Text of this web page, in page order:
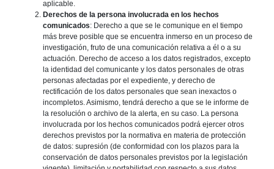
aplicable.
Derechos de la persona involucrada en los hechos
comunicados: Derecho a que se le comunique en el tiempo
más breve posible que se encuentra inmerso en un proceso de
investigación, fruto de una comunicación relativa a él o a su
actuación. Derecho de acceso a los datos registrados, excepto
la identidad del comunicante y los datos personales de otras
personas afectadas por el expediente, y derecho de
rectificación de los datos personales que sean inexactos o
incompletos. Asimismo, tendrá derecho a que se le informe de
la resolución o archivo de la alerta, en su caso. La persona
involucrada por los hechos comunicados podrá ejercer otros
derechos previstos por la normativa en materia de protección
de datos: supresión (de conformidad con los plazos para la
conservación de datos personales previstos por la legislación